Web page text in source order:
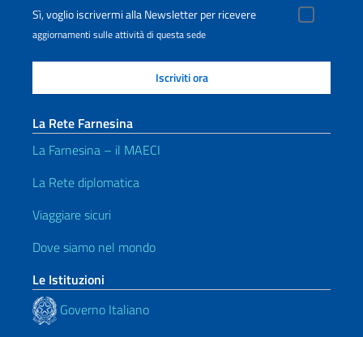
Sì, voglio iscrivermi alla Newsletter per ricevere
aggiornamenti sulle attività di questa sede
La Rete Farnesina
La Farnesina – il MAECI
La Rete diplomatica
Viaggiare sicuri
Dove siamo nel mondo
Le Istituzioni
Governo Italiano